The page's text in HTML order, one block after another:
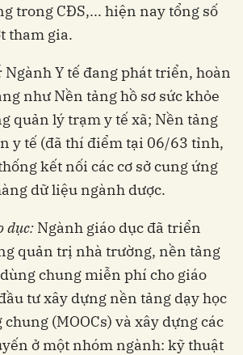
trong CĐS,... hiện nay tổng số
tham gia.
Ngành Y tế đang phát triển, hoàn
như Nền tảng hồ sơ sức khỏe
quản lý trạm y tế xã; Nền tảng
y tế (đã thí điểm tại 06/63 tỉnh,
kết nối các cơ sở cung ứng
dữ liệu ngành dược.
dục: Ngành giáo dục đã triển
quản trị nhà trường, nền tảng
chung miễn phí cho giáo
tư xây dựng nền tảng dạy học
(MOOCs) và xây dựng các
ở một nhóm ngành: kỹ thuật